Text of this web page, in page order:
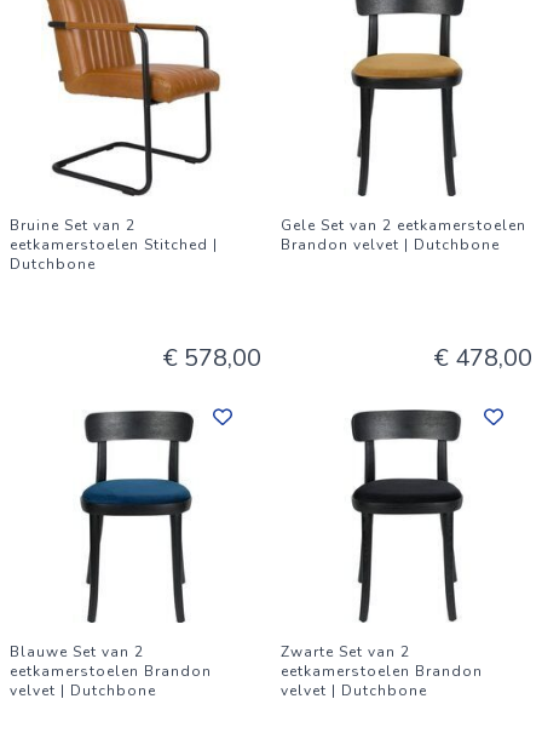
Bruine Set van 2
eetkamerstoelen Stitched |
Dutchbone
€ 578,00
Gele Set van 2 eetkamerstoelen
Brandon velvet | Dutchbone
€ 478,00
Blauwe Set van 2
eetkamerstoelen Brandon
velvet | Dutchbone
Zwarte Set van 2
eetkamerstoelen Brandon
velvet | Dutchbone